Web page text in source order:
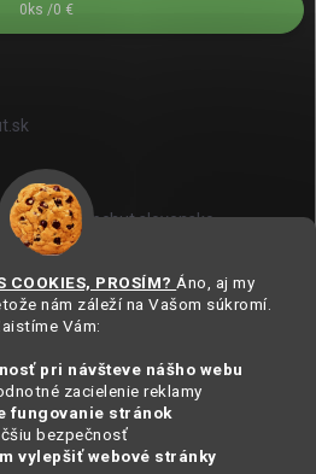
COOKIES, PROSÍM? Áno, aj my
nám záleží na Vašom súkromí.
Vám:
pri návšteve nášho webu
zacielenie reklamy
fungovanie stránok
bezpečnosť
vylepšiť webové stránky
0 ks /0 €
mamechut.slovensko
@mamechutczsk
. Všechna práva vyhrazena.